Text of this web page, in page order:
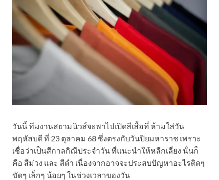
วันนี้ ทีมงานสยามนิวส์จะพาไปเปิดสีเสื้อที่ ห้ามใส่วัน
พฤหัสบดี ที่ 23 ตุลาคม 68 ซึ่งตรงกับวันปิยมหาราช เพราะ
เชื่อว่าเป็นสีกาลกิณีประจำวัน ที่แนะนำให้หลีกเลี่ยง นั่นก็
คือ สีม่วง และ สีดำ เนื่องจากอาจจะประสบปัญหาอะไรติดๆ
ขัดๆ เล็กๆ น้อยๆ ในช่วงเวลาของวัน